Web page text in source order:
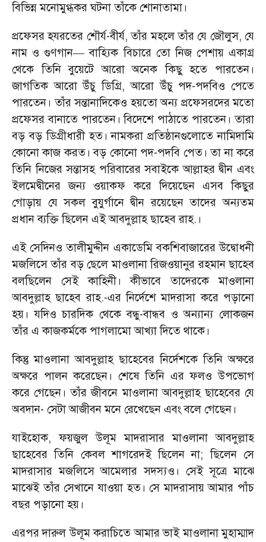
বিভিন্ন মনোমুগ্ধকর ঘটনা তাঁকে শোনাতামা।
প্রফেসর হযরতের শৌর্য-বীর্য,তাঁর মহলে তাঁর যে জৌলুস, যে
নাম ও গুণগান—বাহ্যিক বিচারে তো নিজ পেশায় একাগ্র
থেকে তিনি বুয়েটে আরো অনেক কিছু হতে পারতেন।
জাগতিক আরো উঁচু ডিগ্রি,আরো উঁচু পদ-পদবিও পেতে
পারতেন। তাঁর সন্তানাদিকেও হয়তো অন্য প্রফেসরদের মতো
প্রফেসর বানাতে পারতেন। বিদেশে পাঠাতে পারতেন। তারা
বড় বড় ডিগ্রীধারী হত। নামকরা প্রতিষ্ঠানগুলোতে নামিদামি
কোনো কাজ করত। বড় কোনো পদ-পদবি পেত। তা না করে
তিনি নিজের সন্তাসহ পরিবারের সবাইকে আল্লাহর দ্বীন এবং
ইলমেদ্বীনের জন্য ওয়াকফ করে দিয়েছেন এসব কিছুর
গোড়ায় যে সকল বুযুর্গানে দ্বীন রয়েছেন তাদের অন্যতম
প্রধান ব্যক্তি ছিলেন এই আবদুল্লাহ ছাহেব রাহ.।
এই সেদিনও তালীমুদ্দীন একাডেমি বকশিবাজারের উদ্বোধনী
মজলিসে তাঁর বড় ছেলে মাওলানা রিজওয়ানুর রহমান ছাহেব
বলছিলেন সেই কাহিনী। কীভাবে তাদেরকে মাওলানা
আবদুল্লাহ ছাহেব রাহ.-এর নির্দেশে মাদরাসা করে পড়ানো
হয়। যদিও চারদিক থেকে বন্ধু-বান্ধব ও অন্যান্য লোকজন
তাঁর এ কাজকর্মকে পাগলামো আখ্যা দিতে থাকে।
কিন্তু মাওলানা আবদুল্লাহ ছাহেবের নির্দেশকে তিনি অক্ষরে
অক্ষরে পালন করেছেন। শেষে তিনি এর ফলও উপভোগ
করে গেছেন। তাঁর জীবনে মাওলানা আবদুল্লাহ ছাহেবের যে
অবদান- সেটা আজীবন মনে রেখেছেন এবং বলে গেছেন।
যাইহোক,ফয়জুল উলূম মাদরাসার মাওলানা আবদুল্লাহ
ছাহেবের তিনি কেবল শাগরেদই ছিলেন না;ছিলেন সে
মাদরাসার মজলিসে আমেলার সদস্যও। সেই সূত্রে মাঝে
মাঝেই তাঁর সেখানে যাওয়া হত। সে মাদরাসায় আমার পাঁচ
বছর পড়ানো হয়।
এরপর দারুল উলূম করাচিতে আমার ভাই মাওলানা মুহাম্মাদ